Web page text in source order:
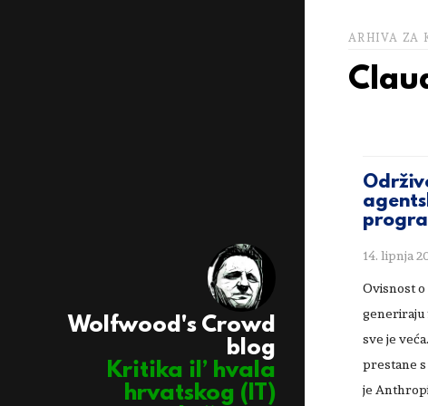
Wolfwood's Crowd
blog
Kritika il’ hvala
hrvatskog (IT)
ARHIVA ZA
14. lipnja
Ovisnost
sve je
prestane
je